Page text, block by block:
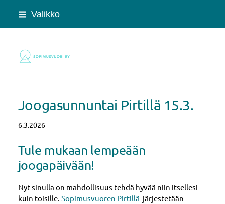
Siirry
Valikko
Sopimusvuori ry
Joogasunnuntai Pirtillä 15.3.
6.3.2026
Tule mukaan lempeään
joogapäivään!
Nyt sinulla on mahdollisuus tehdä hyvää niin itsellesi
kuin toisille. Sopimusvuoren Pirtillä järjestetään